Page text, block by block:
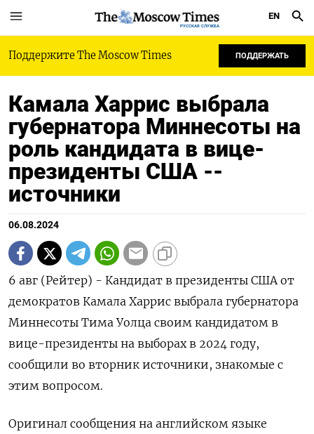
РУССКАЯ СЛУЖБА
EN
Поддержите The Moscow Times ПОДДЕРЖАТЬ
Камала Харрис выбрала
губернатора Миннесоты на
роль кандидата в вице-
президенты США --
источники
06.08.2024
6 авг (Рейтер) - Кандидат в президенты США от
демократов Камала Харрис выбрала губернатора
Миннесоты Тима Уолца своим кандидатом в
вице-президенты на выборах в 2024 году,
сообщили во вторник источники, знакомые с
этим вопросом.
Оригинал сообщения на английском языке